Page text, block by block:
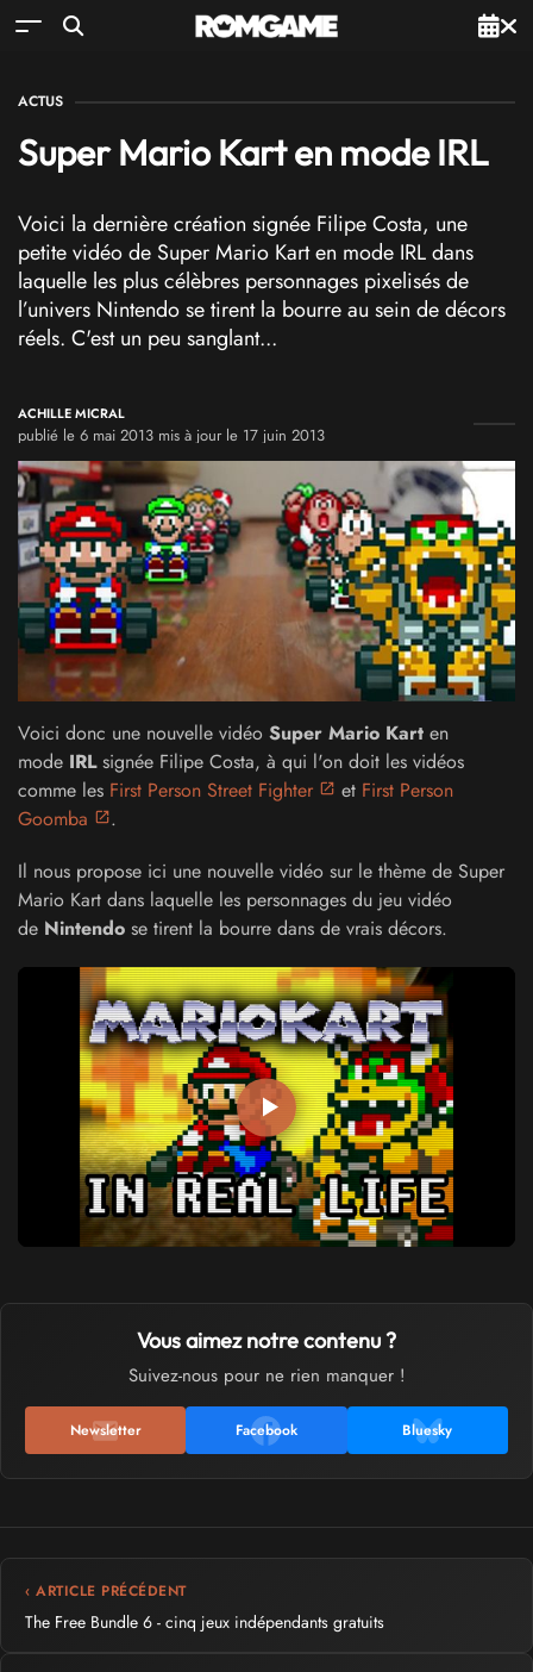
ACTUS
Super Mario Kart en mode IRL
Voici la dernière création signée Filipe Costa, une
petite vidéo de Super Mario Kart en mode IRL dans
laquelle les plus célèbres personnages pixelisés de
l’univers Nintendo se tirent la bourre au sein de décors
réels. C'est un peu sanglant...
ACHILLE MICRAL
publié le 6 mai 2013 mis à jour le 17 juin 2013
Voici donc une nouvelle vidéo Super Mario Kart en
mode IRLsignée Filipe Costa, à qui l'on doit les vidéos
comme les First Person Street Fighter et First Person
Goomba
.
Il nous propose ici une nouvelle vidéo sur le thème de Super
Mario Kart dans laquelle les personnages du jeu vidéo
de Nintendo se tirent la bourre dans de vrais décors.
Vous aimez notre contenu ?
Suivez-nous pour ne rien manquer !
Newsletter Facebook Bluesky
‹ ARTICLE PRÉCÉDENT
The Free Bundle 6 - cinq jeux indépendants gratuits